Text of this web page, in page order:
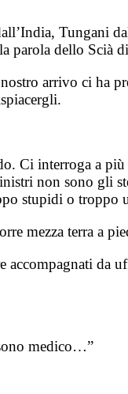
Tungani
parola dello Scià
arrivo ci ha
Ci interroga a
non sono gli
stupidi o troppo
mezza terra a
accompagnati da
medico…”